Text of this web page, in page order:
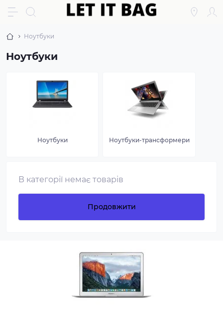
Ноутбуки
Ноутбуки
Ноутбуки Ноутбуки-трансформери
В категорії немає товарів
Продовжити